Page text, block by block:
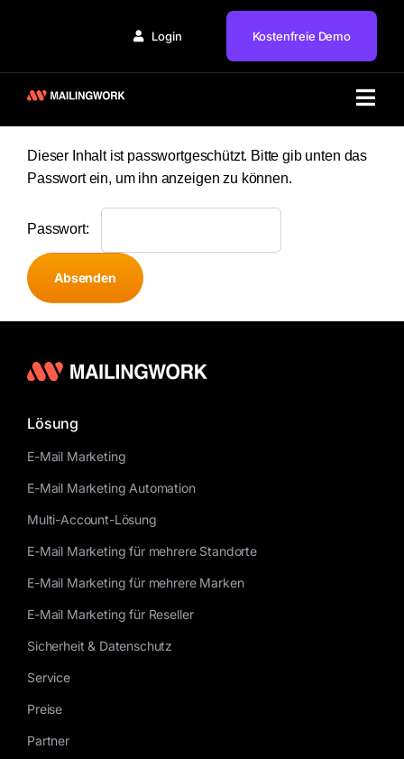
Login Kostenfreie Demo
Lösung
Branchen
Partner
Service
Wissen
Dieser Inhalt ist passwortgeschützt. Bitte gib unten das
Passwort ein, um ihn anzeigen zu können.
Passwort:
Lösung
E-Mail Marketing
E-Mail Marketing Automation
Multi-Account-Lösung
E-Mail Marketing für mehrere Standorte
E-Mail Marketing für mehrere Marken
E-Mail Marketing für Reseller
Sicherheit & Datenschutz
Service
Preise
Partner